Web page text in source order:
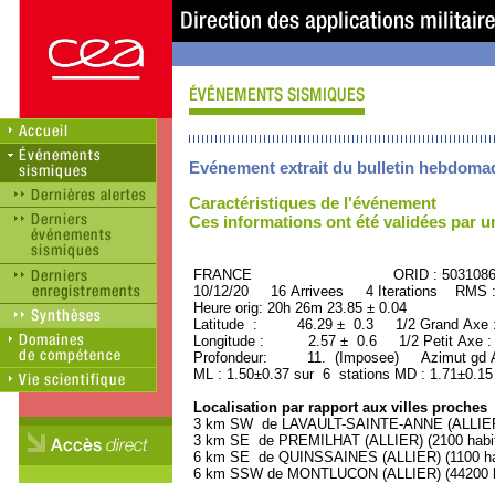
Evénement extrait du bulletin
Caractéristiques de l'événement
Ces informations ont été validées par
FRANCE ORID : 5031086
10/12/20 16 Arrivees 4 Iterations RMS
Heure orig: 20h 26m 23.85 ± 0.04
Latitude : 46.29 ± 0.3 1/2 Grand
Longitude : 2.57 ± 0.6 1/2 Petit Axe
Profondeur: 11. (Imposee) Azimut gd
ML : 1.50±0.37 sur 6 stations MD :
Localisation par rapport aux villes proches
3 km SW de LAVAULT-SAINTE-ANNE
3 km SE de PREMILHAT (ALLIER) (2100
6 km SE de QUINSSAINES (ALLIER) (1100
6 km SSW de MONTLUCON (ALLIER) (44200